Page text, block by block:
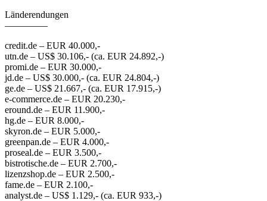
Länderendungen
————–
credit.de​ – EUR 40.000,-
utn.de​ – US$ 30.106​,- (ca. EUR 24.892,-)
promi.de​ – EUR 30.000,-
jd.de​ – US$ 30.000,- (ca. EUR 24.804,-)
ge.de​ – US$ 21.667​,- (ca. EUR 17.915,-)
e-commerce.de​ – EUR 20.230,-
eround.de​ – EUR 11.900,-
hg.de​ – EUR 8.000,-
skyron.de​ – EUR 5.000,-
greenpan.de​ – EUR 4.000,-
proseal.de​ – EUR 3.500,-
bistrotische.de​ – EUR 2.700,-
lizenzshop.de​ – EUR 2.500,-
fame.de​ – EUR 2.100,-
analyst.de​ – US$ 1.129​,- (ca. EUR 933,-)